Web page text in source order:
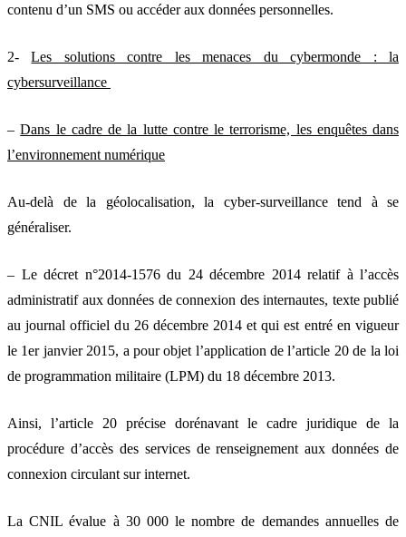
contenu d’un SMS ou accéder aux données personnelles.
2-Les solutions contre les menaces du cybermonde : la
cybersurveillance
–Dans le cadre de la lutte contre le terrorisme, les enquêtes dans
l’environnement numérique
Au-delà de la géolocalisation, la cyber-surveillance tend à se
généraliser.
– Le décret n°2014-1576 du 24 décembre 2014 relatif à l’accès
administratif aux données de connexion des internautes, texte publié
au journal officiel du 26 décembre 2014 et qui est entré en vigueur
le 1er janvier 2015, a pour objet l’application de l’article 20 de la loi
de programmation militaire (LPM) du 18 décembre 2013.
Ainsi, l’article 20 précise dorénavant le cadre juridique de la
procédure d’accès des services de renseignement aux données de
connexion circulant sur internet.
La CNIL évalue à 30 000 le nombre de demandes annuelles de